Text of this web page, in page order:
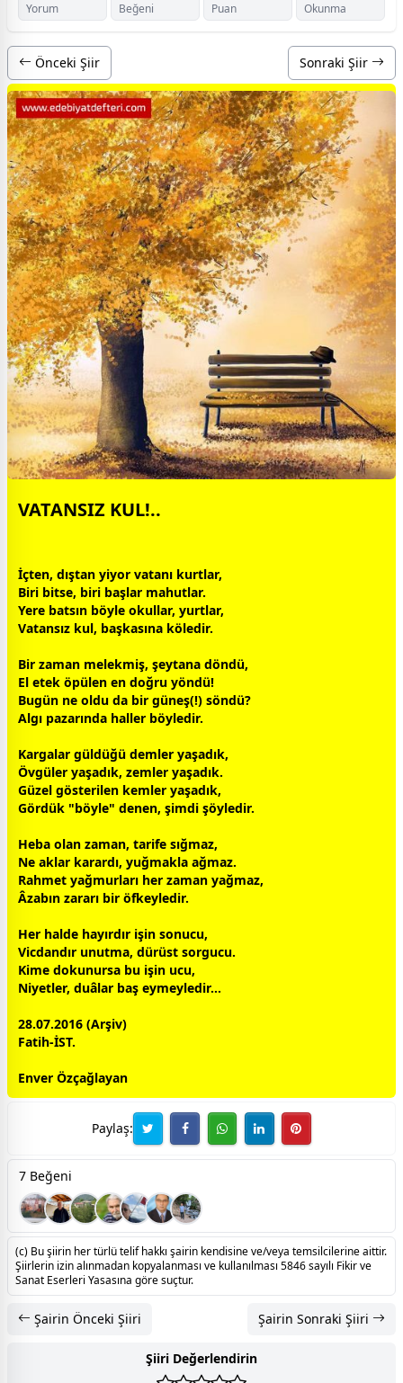
Yorum Beğeni Puan Okunma
Önceki Şiir Sonraki Şiir
VATANSIZ KUL!..
İçten, dıştan yiyor vatanı kurtlar,
Biri bitse, biri başlar mahutlar.
Yere batsın böyle okullar, yurtlar,
Vatansız kul, başkasına köledir.
Bir zaman melekmiş, şeytana döndü,
El etek öpülen en doğru yöndü!
Bugün ne oldu da bir güneş(!) söndü?
Algı pazarında haller böyledir.
Kargalar güldüğü demler yaşadık,
Övgüler yaşadık, zemler yaşadık.
Güzel gösterilen kemler yaşadık,
Gördük "böyle" denen, şimdi şöyledir.
Heba olan zaman, tarife sığmaz,
Ne aklar karardı, yuğmakla ağmaz.
Rahmet yağmurları her zaman yağmaz,
Âzabın zararı bir öfkeyledir.
Her halde hayırdır işin sonucu,
Vicdandır unutma, dürüst sorgucu.
Kime dokunursa bu işin ucu,
Niyetler, duâlar baş eymeyledir...
28.07.2016 (Arşiv)
Fatih-İST.
Enver Özçağlayan
Paylaş:
7 Beğeni
(c) Bu şiirin her türlü telif hakkı şairin kendisine ve/veya temsilcilerine aittir.
Şiirlerin izin alınmadan kopyalanması ve kullanılması 5846 sayılı Fikir ve
Sanat Eserleri Yasasına göre suçtur.
Şairin Önceki Şiiri Şairin Sonraki Şiiri
Şiiri Değerlendirin